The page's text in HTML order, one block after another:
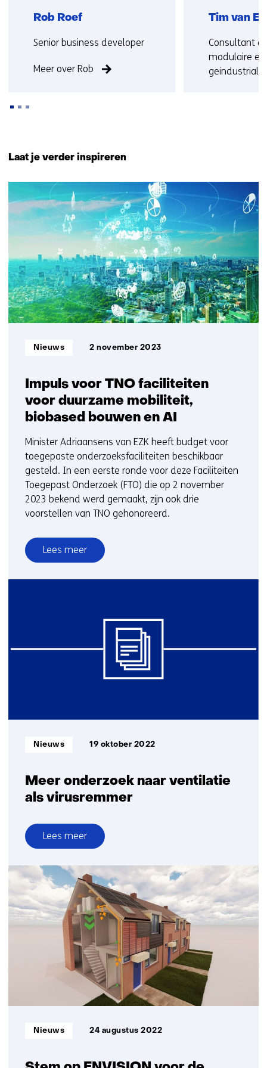
Rob Roef
Functie:
Senior business developer
Meer over Rob
Tim van Ee
Functie:
Consultant
modulaire en
(Neem
contact
met
ons
op)
Laat je verder inspireren
resultaten,
getoond
6
t/m
10
Impuls voor TNO faciliteiten
voor duurzame mobiliteit,
biobased bouwen en AI
Informatietype:
Nieuws 2 november 2023
Minister Adriaansens van EZK heeft budget voor
toegepaste onderzoeksfaciliteiten beschikbaar
gesteld. In een eerste ronde voor deze Faciliteiten
Toegepast Onderzoek (FTO) die op 2 november
2023 bekend werd gemaakt, zijn ook drie
voorstellen van TNO gehonoreerd.
Lees meer
over
Impuls
duurzame
AI
Meer onderzoek naar ventilatie
als virusremmer
Informatietype:
Nieuws 19 oktober 2022
Lees meer
over
Meer
onderzoek
naar
ventilatie
als
virusremmer
Informatietype:
Nieuws 24 augustus 2022